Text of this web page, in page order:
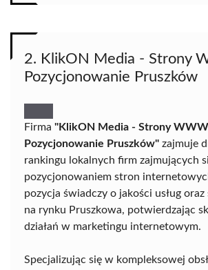
2. KlikON Media - Strony
Pozycjonowanie Pruszków
Firma "KlikON Media - Strony WWW
Pozycjonowanie Pruszków" zajmuje
rankingu lokalnych firm zajmujących
pozycjonowaniem stron
pozycja świadczy o jakości usług
na rynku Pruszkowa, potwierdzając
działań w marketingu internetowym.
Specjalizując się w kompleksowej